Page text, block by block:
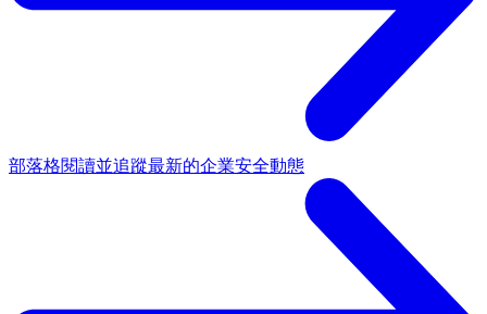
部落格閱讀並追蹤最新的企業安全動態